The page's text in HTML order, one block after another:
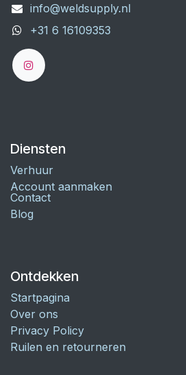
info@weldsupply.nl
+31 6 16109353
Diensten
Verhuur
Account aanmaken
Contact
Blog
Ontdekken
Startpagina
Over ons
Privacy Policy
Ruilen en retourneren